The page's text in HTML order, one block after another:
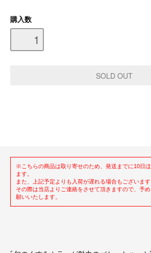
購入数
※こちらの商品は取り寄せのため、発送までに10日
ます。
また、上記予定よりも入荷が遅れる場合もございます
その際は当店よりご連絡をさせて頂きますので、予
願いいたします。